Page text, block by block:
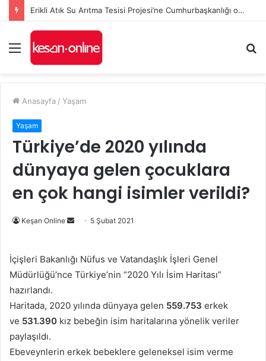
Erikli Atık Su Arıtma Tesisi Projesi’ne Cumhurbaşkanlığı onayı
Menü
...
Anasayfa / Yaşam
Yaşam
Türkiye’de 2020 yılında
dünyaya gelen çocuklara
en çok hangi isimler verildi?
Keşan Online
Bir
göndermek
5 Şubat 2021
İçişleri Bakanlığı Nüfus ve Vatandaşlık İşleri Genel
Müdürlüğü’nce Türkiye’nin “2020 Yılı İsim Haritası”
hazırlandı.
Haritada, 2020 yılında dünyaya gelen 559.753 erkek
ve 531.390 kız bebeğin isim haritalarına yönelik veriler
paylaşıldı.
Ebeveynlerin erkek bebeklere geleneksel isim verme